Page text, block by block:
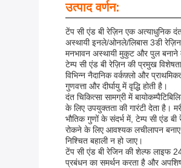
उत्पाद वर्णन:
टेंप सी एंड बी रेज़िन एक अत्याधुनिक
अस्थायी इनले/ओनले/लिबास 3डी रेज़िन
मनभावन अस्थायी मुकुट और पुल बनाने
टेम्प सी एंड बी रेज़िन की प्रमुख
विभिन्न नैदानिक ​​​​वर्कफ़्लो और
गुणवत्ता और दीर्घायु में वृद्धि होती है।
दंत चिकित्सा सामग्री में
के लिए उपयुक्तता की गारंटी देता
भौतिक गुणों के संदर्भ में, टेम्प सी एंड
रोकने के लिए आवश्यक लचीलापन
निश्चित बहाली न हो जाए।
टेंप सी एंड बी रेजिन की शेल्फ लाइफ
प्रबंधन का समर्थन करता है और